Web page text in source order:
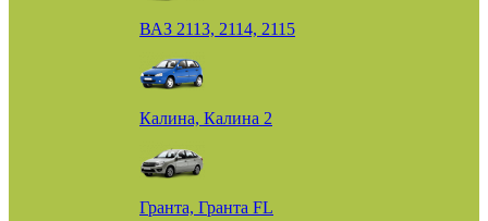
ВАЗ 2113, 2114, 2115
Калина, Калина 2
Гранта, Гранта FL